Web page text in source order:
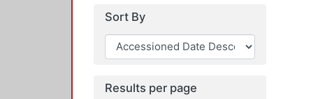
Sort By
Results per page